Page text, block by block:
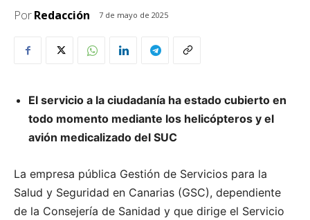
PorRedacción 7 de mayo de 2025
El servicio a la ciudadanía ha estado cubierto en
todo momento mediante los helicópteros y el
avión medicalizado del SUC
La empresa pública Gestión de Servicios para la
Salud y Seguridad en Canarias (GSC), dependiente
de la Consejería de Sanidad y que dirige el Servicio